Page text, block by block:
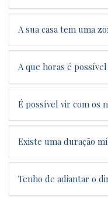
A sua casa tem uma
A que horas é
É possível vir com os
Existe uma duração
Tenho de adiantar o